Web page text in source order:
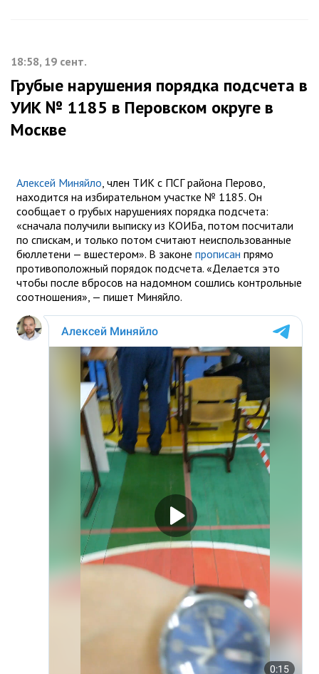
18:58, 19 сент.
Грубые нарушения порядка подсчета в
УИК № 1185 в Перовском округе в
Москве
Алексей Миняйло , член ТИК с ПСГ района Перово,
находится на избирательном участке № 1185. Он
сообщает о грубых нарушениях порядка подсчета:
«сначала получили выписку из КОИБа, потом посчитали
по спискам, и только потом считают неиспользованные
бюллетени — вшестером». В законе прописан прямо
противоположный порядок подсчета. «Делается это
чтобы после вбросов на надомном сошлись контрольные
соотношения», — пишет Миняйло.